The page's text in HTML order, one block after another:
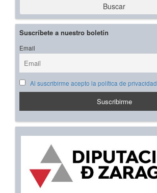
Buscar
Suscríbete a nuestro boletín
Email
Al suscribirme acepto la política de privacidad